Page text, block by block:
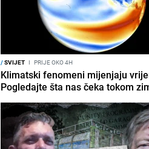
/SVIJET I PRIJE OKO 4H
Klimatski fenomeni mijenjaju
Pogledajte šta nas čeka tokom